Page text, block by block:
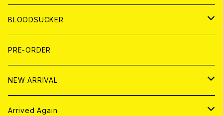
LP
7EP
LP
T-shirt
HOOD
WORLD
T-shirt
HOOD
MAGAZINE
BOLLOCKS
EL ZINE
写真集 (PHOTOBOOK)
BLOODSUCKER
CD
アナログ
アパレル
PRE-ORDER
NEW ARRIVAL
CD
Arrived Again